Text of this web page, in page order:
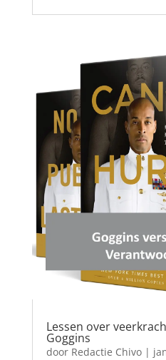
Lessen over
Goggins
door Redactie Chivo|